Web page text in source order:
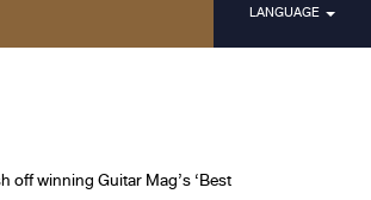
LANGUAGE
off winning Guitar Mag’s ‘Best